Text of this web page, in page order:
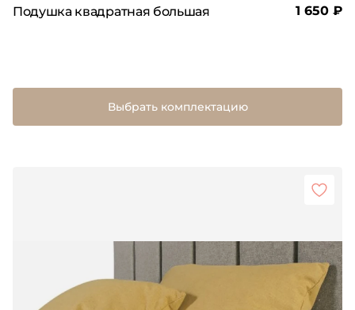
Подушка квадратная большая 1 650 ₽
Выбрать комплектацию